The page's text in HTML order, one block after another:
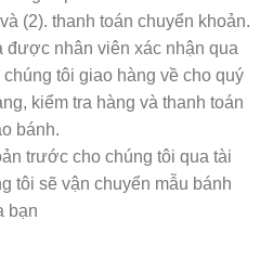
(2). thanh toán chuyển khoản.
được nhân viên xác nhận qua
tôi giao hàng về cho quý
kiểm tra hàng và thanh toán
bánh.
trước cho chúng tôi qua tài
tôi sẽ vận chuyển mẫu bánh
bạn